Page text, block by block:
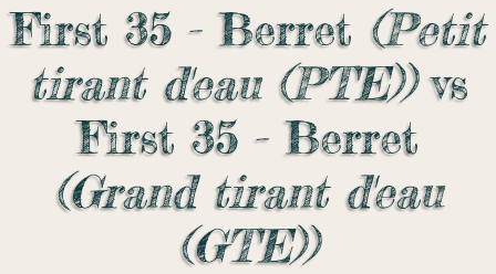
First 35 - Berret (Petit
tirant d'eau (PTE))vs
First 35 - Berret
(Grand tirant d'eau
(GTE))